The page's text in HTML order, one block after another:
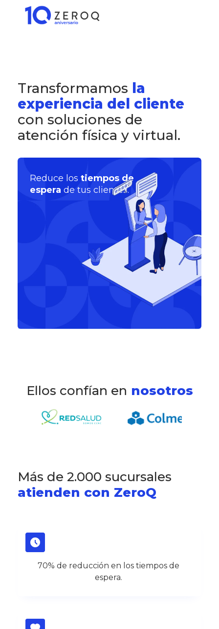
Transformamos la
experiencia del cliente
con soluciones de
atención física y virtual.
Reduce los tiempos de
espera de tus clientes.
Ellos confían en nosotros
Más de 2.000 sucursales
atienden con ZeroQ
70% de reducción en los tiempos de
espera.